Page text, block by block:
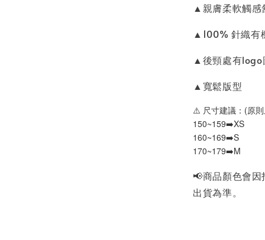
▲親膚柔軟觸感
▲100% 針織有
▲後頸處有logo
▲寬鬆版型
⚠️ 尺寸建議：(原
150~159➡️XS
160~169➡️S
170~179➡️M
📢商品顏色會
出貨為準。